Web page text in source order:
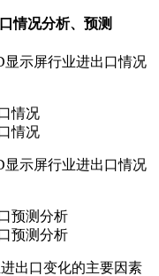
情况分析、预测
示屏行业进出口情况
情况
情况
示屏行业进出口情况
测分析
测分析
出口变化的主要因素